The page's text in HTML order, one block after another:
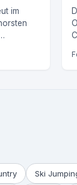
im
Ski